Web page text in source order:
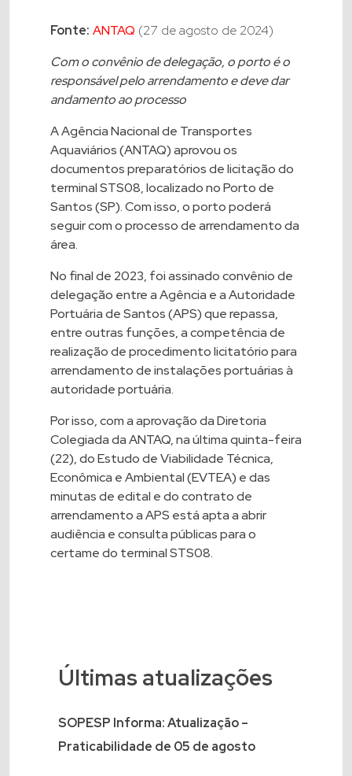
Fonte: ANTAQ (27 de agosto de 2024)
Com o convênio de delegação, o porto é o
responsável pelo arrendamento e deve dar
andamento ao processo
A Agência Nacional de Transportes
Aquaviários (ANTAQ) aprovou os
documentos preparatórios de licitação do
terminal STS08, localizado no Porto de
Santos (SP). Com isso, o porto poderá
seguir com o processo de arrendamento da
área.
No final de 2023, foi assinado convênio de
delegação entre a Agência e a Autoridade
Portuária de Santos (APS) que repassa,
entre outras funções, a competência de
realização de procedimento licitatório para
arrendamento de instalações portuárias à
autoridade portuária.
Por isso, com a aprovação da Diretoria
Colegiada da ANTAQ, na última quinta-feira
(22), do Estudo de Viabilidade Técnica,
Econômica e Ambiental (EVTEA) e das
minutas de edital e do contrato de
arrendamento a APS está apta a abrir
audiência e consulta públicas para o
certame do terminal STS08.
Últimas atualizações
SOPESP Informa: Atualização –
Praticabilidade de 05 de agosto